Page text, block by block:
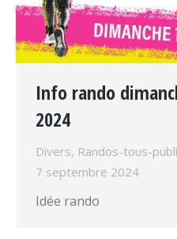
Info rando
2024
Divers, Randos-tous-
7 septembre 2024
Idée rando